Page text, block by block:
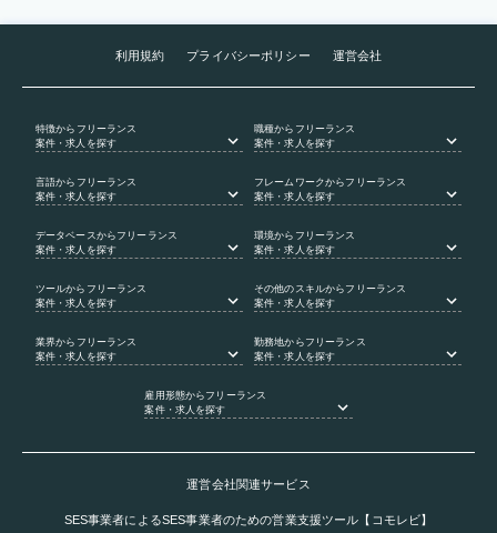
利用規約 プライバシーポリシー 運営会社
特徴からフリーランス
案件・求人を探す
職種からフリーランス
案件・求人を探す
言語からフリーランス
案件・求人を探す
フレームワークからフリーランス
案件・求人を探す
データベース からフリーランス
案件・求人を探す
環境からフリーランス
案件・求人を探す
ツールからフリーランス
案件・求人を探す
その他のスキルからフリーランス
案件・求人を探す
業界からフリーランス
案件・求人を探す
勤務地からフリーランス
案件・求人を探す
雇用形態からフリーランス
案件・求人を探す
運営会社関連サービス
SES事業者によるSES事業者のための営業支援ツール【コモレビ】